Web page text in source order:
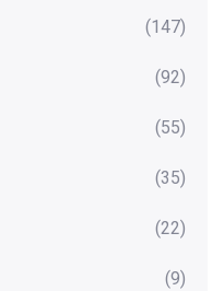
(147)
(92)
(55)
(35)
(22)
(9)